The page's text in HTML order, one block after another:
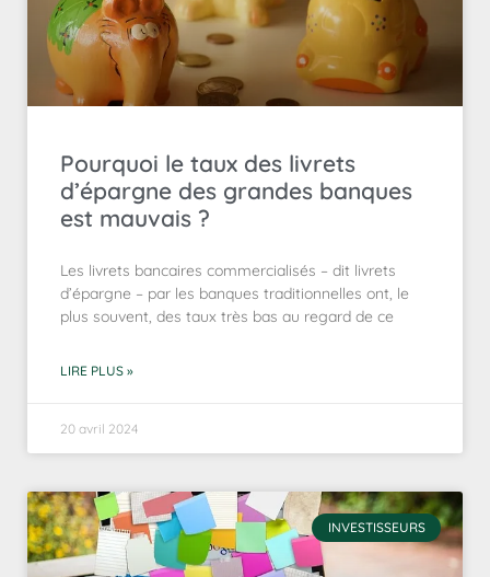
Pourquoi le taux des livrets
d’épargne des grandes banques
est mauvais ?
Les livrets bancaires commercialisés – dit livrets
d’épargne – par les banques traditionnelles ont, le
plus souvent, des taux très bas au regard de ce
LIRE PLUS »
20 avril 2024
INVESTISSEURS